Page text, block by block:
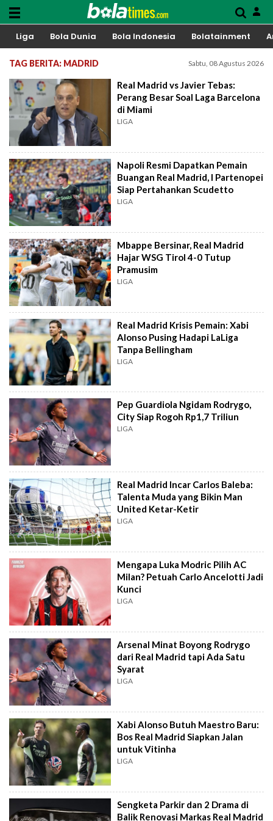
Liga Bola Dunia Bola Indonesia Bolatainment
TAG BERITA: MADRID Sabtu, 08 Agustus 2026
Real Madrid vs Javier Tebas:
Perang Besar Soal Laga Barcelona
di Miami
LIGA
Napoli Resmi Dapatkan Pemain
Buangan Real Madrid, I Partenopei
Siap Pertahankan Scudetto
LIGA
Mbappe Bersinar, Real Madrid
Hajar WSG Tirol 4-0 Tutup
Pramusim
LIGA
Real Madrid Krisis Pemain: Xabi
Alonso Pusing Hadapi LaLiga
Tanpa Bellingham
LIGA
Pep Guardiola Ngidam Rodrygo,
City Siap Rogoh Rp1,7 Triliun
LIGA
Real Madrid Incar Carlos Baleba:
Talenta Muda yang Bikin Man
United Ketar-Ketir
LIGA
Mengapa Luka Modric Pilih AC
Milan? Petuah Carlo Ancelotti Jadi
Kunci
LIGA
Arsenal Minat Boyong Rodrygo
dari Real Madrid tapi Ada Satu
Syarat
LIGA
Xabi Alonso Butuh Maestro Baru:
Bos Real Madrid Siapkan Jalan
untuk Vitinha
LIGA
Sengketa Parkir dan 2 Drama di
Balik Renovasi Markas Real Madrid